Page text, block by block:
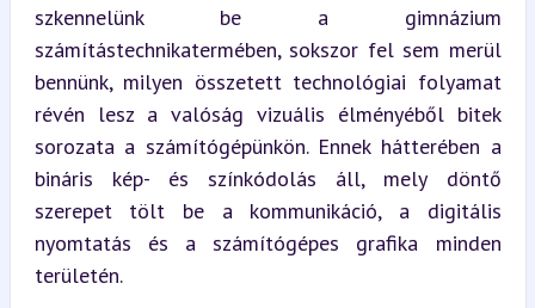
szkennelünk be a gimnázium
számítástechnikatermében, sokszor fel sem merül
bennünk, milyen összetett technológiai folyamat
révén lesz a valóság vizuális élményéből bitek
sorozata a számítógépünkön. Ennek hátterében a
bináris kép- és színkódolás áll, mely döntő
szerepet tölt be a kommunikáció, a digitális
nyomtatás és a számítógépes grafika minden
területén.